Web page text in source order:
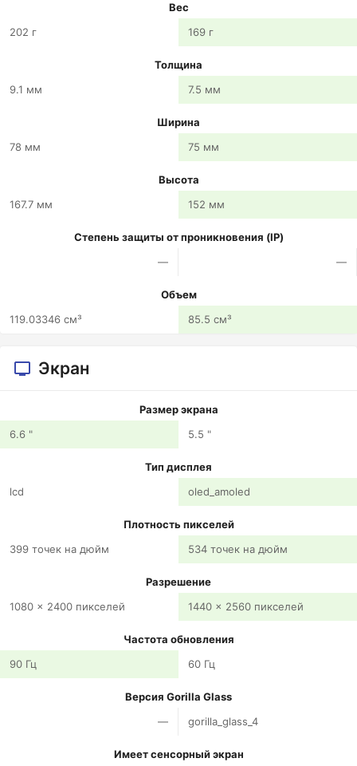
Вес
202 г
169 г
Толщина
9.1 мм
7.5 мм
Ширина
78 мм
75 мм
Высота
167.7 мм
152 мм
Степень защиты от проникновения (IP)
—
—
Объем
119.03346 см³
85.5 см³
Экран
Размер экрана
6.6 "
5.5 "
Тип дисплея
lcd
oled_amoled
Плотность пикселей
399 точек на дюйм
534 точек на дюйм
Разрешение
1080 x 2400 пикселей
1440 x 2560 пикселей
Частота обновления
90 Гц
60 Гц
Версия Gorilla Glass
—
gorilla_glass_4
Имеет сенсорный экран